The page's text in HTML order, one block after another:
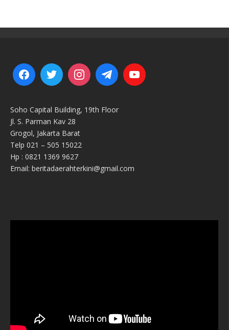
Soho Capital Building, 19th Floor
Jl. S. Parman Kav 28
Grogol, Jakarta Barat
Telp 021 – 505 15022
Hp : 0821 1369 9627
Email: beritadaerahterkini@gmail.com